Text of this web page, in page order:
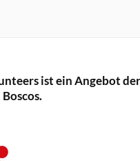
ist ein Angebot der